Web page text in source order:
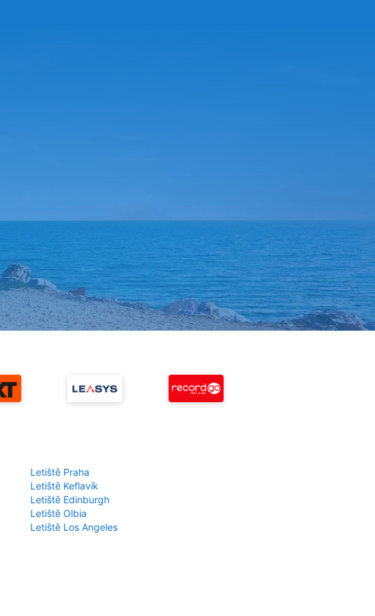
Letiště Praha
Letiště Keflavík
Letiště Edinburgh
Letiště Olbia
Letiště Los Angeles